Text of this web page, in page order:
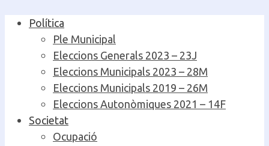
PrimaryPolítica
Ple Municipal
Eleccions Generals 2023 – 23J
Eleccions Municipals 2023 – 28M
Eleccions Municipals 2019 – 26M
Eleccions Autonòmiques 2021 – 14F
Societat
Ocupació